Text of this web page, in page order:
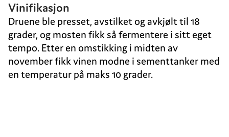
Vinifikasjon
Druene ble presset, avstilket og avkjølt til 18
grader, og mosten fikk så fermentere i sitt eget
tempo. Etter en omstikking i midten av
november fikk vinen modne i sementtanker med
en temperatur på maks 10 grader.